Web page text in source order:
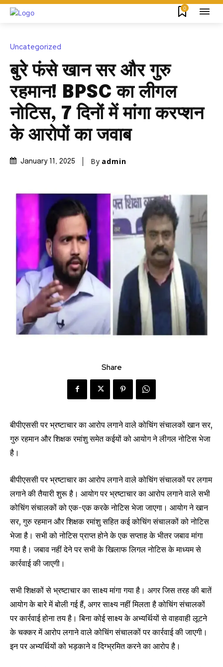
0
Uncategorized
बुरे फंसे खान सर और गुरु
रहमान! BPSC का लीगल
नोटिस, 7 दिनों में मांगा करप्शन
के आरोपों का जवाब
January 11, 2025 By admin
Share
बीपीएससी पर भ्रष्टाचार का आरोप लगाने वाले कोचिंग संचालकों खान सर,
गुरु रहमान और शिक्षक रमांशु समेत कईयों को आयोग ने लीगल नोटिस भेजा
है।
बीपीएससी पर भ्रष्टाचार का आरोप लगाने वाले कोचिंग संचालकों पर लगाम
लगाने की तैयारी शुरू है। आयोग पर भ्रष्टाचार का आरोप लगाने वाले सभी
कोचिंग संचालकों को एक-एक करके नोटिस भेजा जाएगा। आयोग ने खान
सर, गुरु रहमान और शिक्षक रमांशु सहित कई कोचिंग संचालकों को नोटिस
भेजा है। सभी को नोटिस प्राप्त होने के एक सप्ताह के भीतर जबाव मांगा
गया है। जबाव नहीं देने पर सभी के खिलाफ लिगल नोटिस के माध्यम से
कार्रवाई की जाएगी।
सभी शिक्षकों से भ्रष्टाचार का साक्ष्य मांगा गया है। अगर जिस तरह की बातें
आयोग के बारे में बोली गई हैं, अगर साक्ष्य नहीं मिलता है कोचिंग संचालकों
पर कार्रवाई होना तय है। बिना कोई साक्ष्य के अभ्यर्थियों से वाहवाही लूटने
के चक्कर में आरोप लगाने वाले कोचिंग संचालकों पर कार्रवाई की जाएगी।
इन पर अभ्यर्थियों को भड़काने व दिग्भ्रमित करने का आरोप है।